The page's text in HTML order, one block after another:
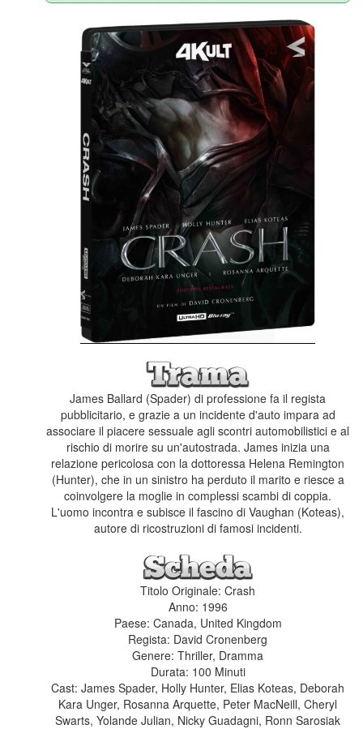
James Ballard (Spader) di professione fa il regista
pubblicitario, e grazie a un incidente d'auto impara ad
associare il piacere sessuale agli scontri automobilistici e al
rischio di morire su un'autostrada. James inizia una
relazione pericolosa con la dottoressa Helena Remington
(Hunter), che in un sinistro ha perduto il marito e riesce a
coinvolgere la moglie in complessi scambi di coppia.
L'uomo incontra e subisce il fascino di Vaughan (Koteas),
autore di ricostruzioni di famosi incidenti.
Titolo Originale: Crash
Anno: 1996
Paese: Canada, United Kingdom
Regista: David Cronenberg
Genere: Thriller, Dramma
Durata: 100 Minuti
Cast: James Spader, Holly Hunter, Elias Koteas, Deborah
Kara Unger, Rosanna Arquette, Peter MacNeill, Cheryl
Swarts, Yolande Julian, Nicky Guadagni, Ronn Sarosiak